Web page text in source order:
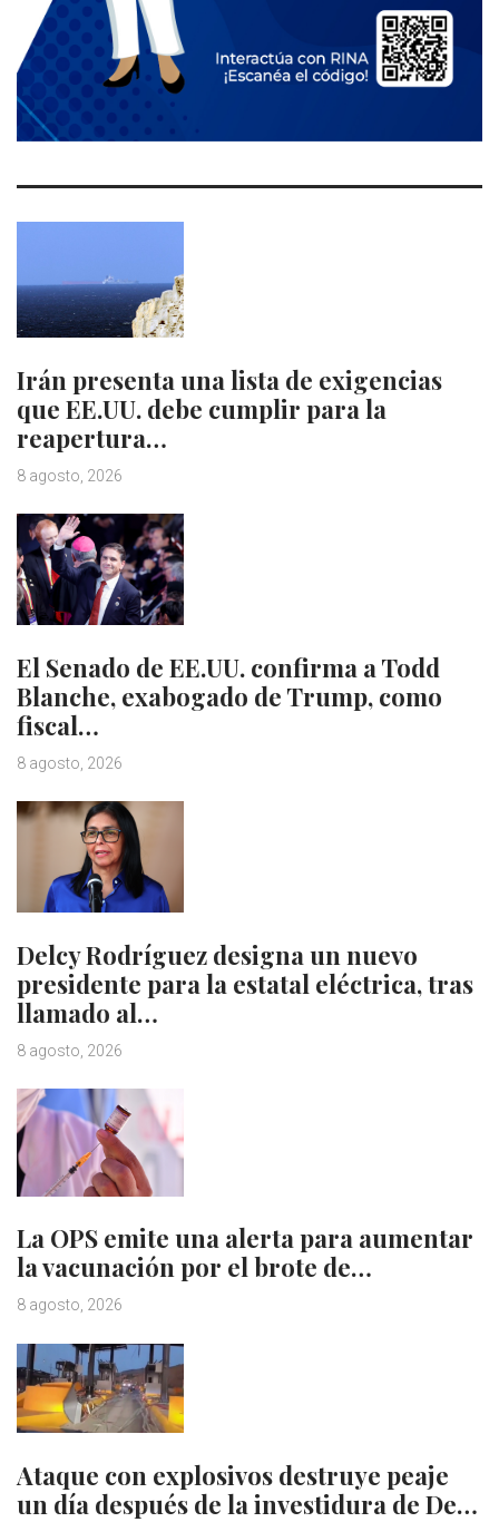
Irán presenta una lista de exigencias
que EE.UU. debe cumplir para la
reapertura…
8 agosto, 2026
El Senado de EE.UU. confirma a Todd
Blanche, exabogado de Trump, como
fiscal…
8 agosto, 2026
Delcy Rodríguez designa un nuevo
presidente para la estatal eléctrica, tras
llamado al…
8 agosto, 2026
La OPS emite una alerta para aumentar
la vacunación por el brote de…
8 agosto, 2026
Ataque con explosivos destruye peaje
un día después de la investidura de De…